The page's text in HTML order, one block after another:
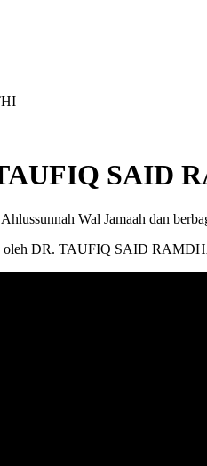
SAID
Wal Jamaah dan
oleh DR. TAUFIQ SAID